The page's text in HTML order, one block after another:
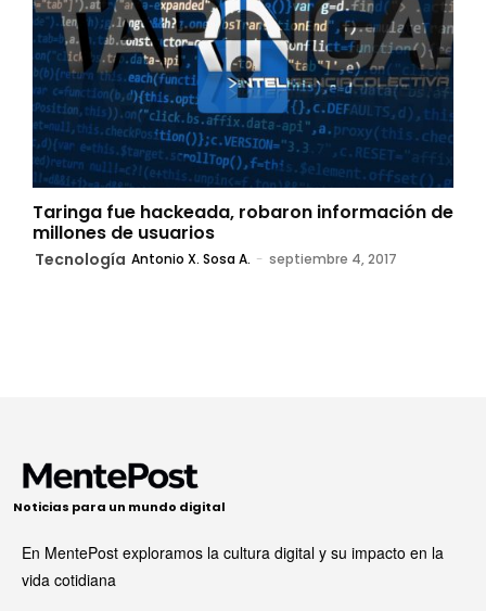
Taringa fue hackeada, robaron información de
millones de usuarios
Tecnología Antonio X. Sosa A. - septiembre 4, 2017
Noticias para un mundo digital
En MentePost exploramos la cultura digital y su impacto en la
vida cotidiana